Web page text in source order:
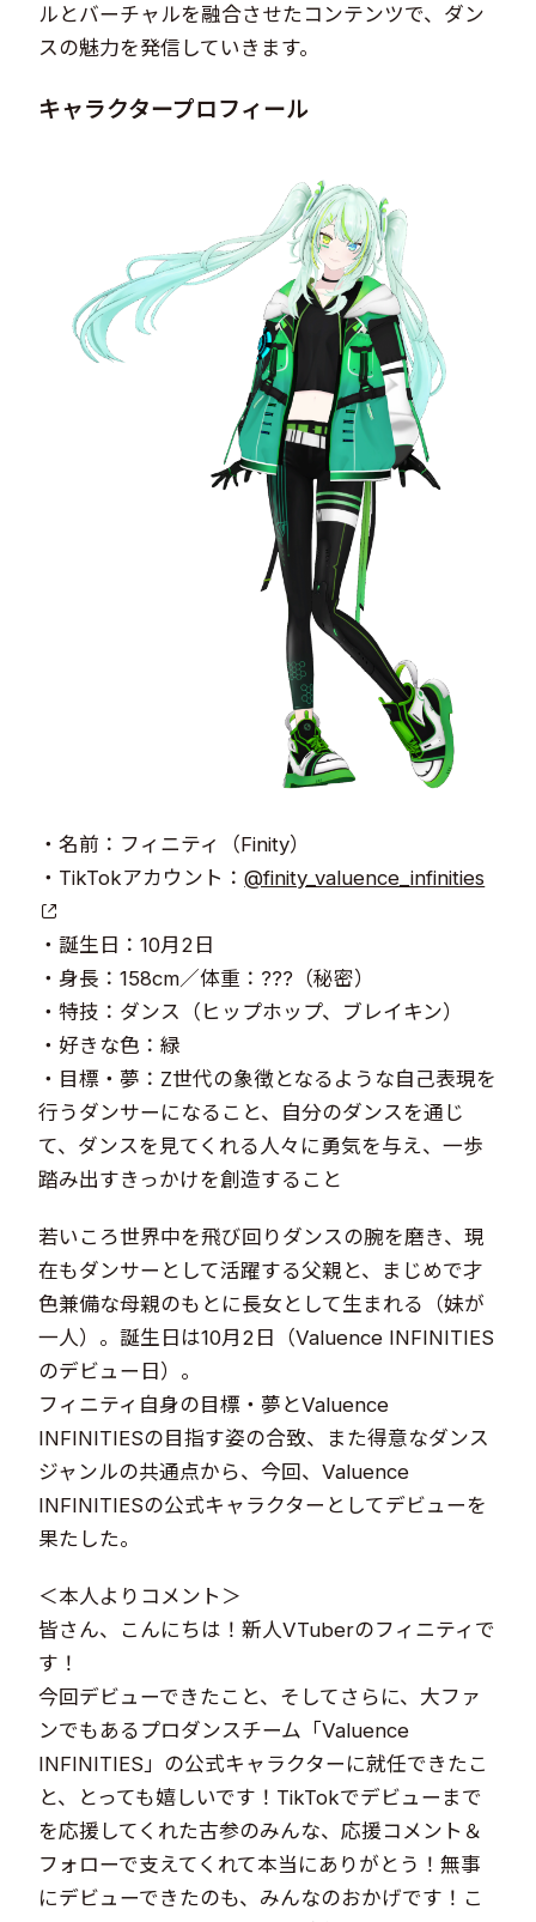
ルとバーチャルを融合させたコンテンツで、ダン
スの魅力を発信していきます。
キャラクタープロフィール
・名前：フィニティ（Finity）
・TikTokアカウント：@finity_valuence_infinities
・誕生日：10月2日
・身長：158cm／体重：???（秘密）
・特技：ダンス（ヒップホップ、ブレイキン）
・好きな色：緑
・目標・夢：Z世代の象徴となるような自己表現を
行うダンサーになること、自分のダンスを通じ
て、ダンスを見てくれる人々に勇気を与え、一歩
踏み出すきっかけを創造すること
若いころ世界中を飛び回りダンスの腕を磨き、現
在もダンサーとして活躍する父親と、まじめで才
色兼備な母親のもとに長女として生まれる（妹が
一人）。誕生日は10月2日（Valuence INFINITIES
のデビュー日）。
フィニティ自身の目標・夢とValuence
INFINITIESの目指す姿の合致、また得意なダンス
ジャンルの共通点から、今回、Valuence
INFINITIESの公式キャラクターとしてデビューを
果たした。
＜本人よりコメント＞
皆さん、こんにちは！新人VTuberのフィニティで
す！
今回デビューできたこと、そしてさらに、大ファ
ンでもあるプロダンスチーム「Valuence
INFINITIES」の公式キャラクターに就任できたこ
と、とっても嬉しいです！TikTokでデビューまで
を応援してくれた古参のみんな、応援コメント＆
フォローで支えてくれて本当にありがとう！無事
にデビューできたのも、みんなのおかげです！こ